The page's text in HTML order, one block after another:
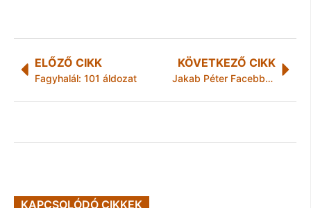
ELŐZŐ CIKK
Fagyhalál: 101 áldozat
KÖVETKEZŐ CIKK
Jakab Péter Facebbok bejegyzése:Tisztelt Hazug Idők, kedves Fidesz-propagandisták!
KAPCSOLÓDÓ CIKKEK